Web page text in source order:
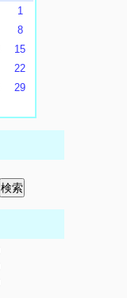
1
8
15
22
29